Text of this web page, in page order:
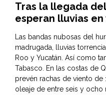
Tras la llegada
esperan lluvias en
Las bandas nubosas del
madrugada, lluvias
Roo y Yucatán. Así como
Tabasco. En las costas de
prevén rachas de viento de
oleaje de entre seis y ocho